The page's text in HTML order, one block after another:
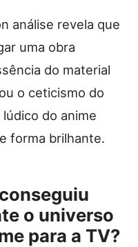
análise revela que
uma obra
do material
o ceticismo do
do anime
forma brilhante.
o universo
para a TV?